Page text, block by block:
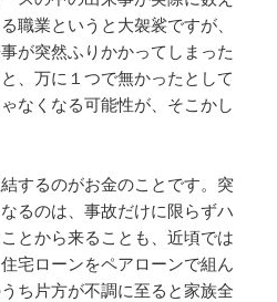
職業というと大袈裟ですが、
が突然ふりかかってしまった
、万に１つで無かったとして
なくなる可能性が、そこかし
するのがお金のことです。突
るのは、事故だけに限らずハ
とから来ることも、近頃では
宅ローンをペアローンで組ん
ち片方が不調に至ると家族全